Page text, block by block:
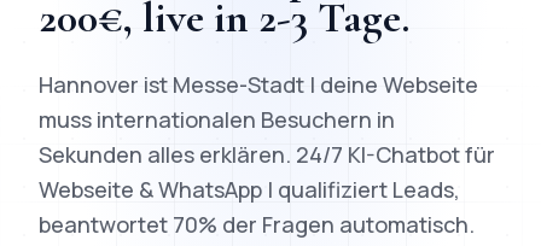
200€, live in 2-3 Tage.
Hannover ist Messe-Stadt | deine Webseite
muss internationalen Besuchern in
Sekunden alles erklären. 24/7 KI-Chatbot für
Webseite & WhatsApp | qualifiziert Leads,
beantwortet 70% der Fragen automatisch.